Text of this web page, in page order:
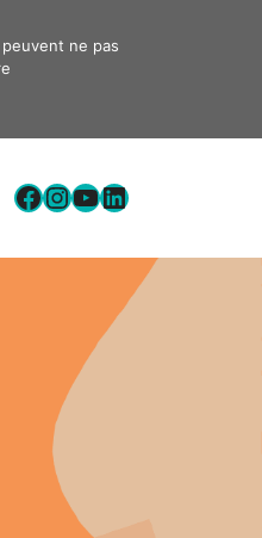
ne pas
Facebook
Instagram
YouTube
LinkedIn